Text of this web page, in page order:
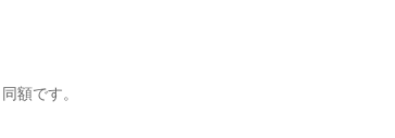
額です。